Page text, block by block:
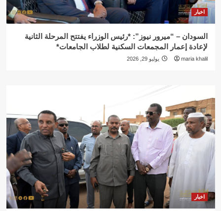
اخبار
السودان – “ميرور نيوز”: *رئيس الوزراء يفتتح المرحلة الثانية
لإعادة إعمار المجمعات السكنية لطلاب الجامعات*
maria khalil يوليو 29, 2026
اخبار